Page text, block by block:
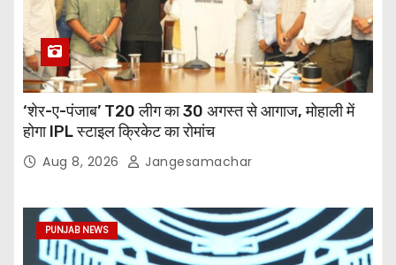
‘शेर-ए-पंजाब’ T20 लीग का 30 अगस्त से आगाज, मोहाली में
होगा IPL स्टाइल क्रिकेट का रोमांच
Aug 8, 2026 Jangesamachar
PUNJAB NEWS